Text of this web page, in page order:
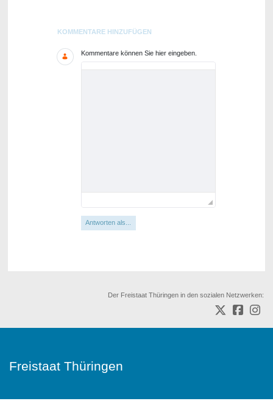
Blogs
KOMMENTARE HINZUFÜGEN
Kommentare können Sie hier eingeben.
Antworten als...
Der Freistaat Thüringen in den sozialen Netzwerken:
Freistaat Thüringen